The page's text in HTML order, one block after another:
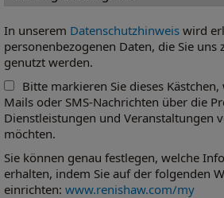
In unserem Datenschutzhinweis wird
personenbezogenen Daten, die Sie uns
genutzt werden.
Bitte markieren Sie dieses
Mails oder SMS-Nachrichten über die
Dienstleistungen und Veranstaltungen
möchten.
Sie können genau festlegen, welche
erhalten, indem Sie auf der folgenden
einrichten: www.renishaw.com/my